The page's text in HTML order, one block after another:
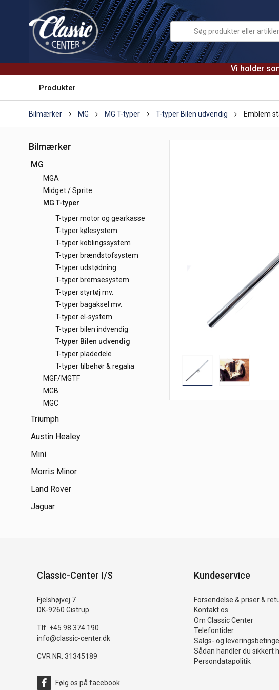
Vi holder
Produkter
Bilmærker MG MG T-typer T-typer Bilen udvendig Emblem
Bilmærker
MG
MGA
Midget / Sprite
MG T-typer
T-typer motor og gearkasse
T-typer kølesystem
T-typer koblingssystem
T-typer brændstofsystem
T-typer udstødning
T-typer bremsesystem
T-typer styrtøj mv.
T-typer bagaksel mv.
T-typer el-system
T-typer bilen indvendig
T-typer Bilen udvendig
T-typer pladedele
T-typer tilbehør & regalia
MGF/MGTF
MGB
MGC
Triumph
Austin Healey
Mini
Morris Minor
Land Rover
Jaguar
Classic-Center I/S
Fjelshøjvej 7
DK-9260 Gistrup
Tlf. +45 98 374 190
info@classic-center.dk
CVR NR. 31345189
Følg os på facebook
Kundeservice
Forsendelse & priser &
Kontakt os
Om Classic Center
Telefontider
Salgs- og
Sådan handler du sikkert
Persondatapolitik